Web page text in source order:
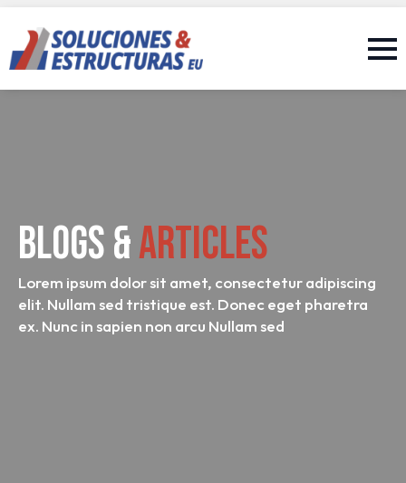
Blogs &Articles
Lorem ipsum dolor sit amet, consectetur adipiscing
elit. Nullam sed tristique est. Donec eget pharetra
ex. Nunc in sapien non arcu Nullam sed